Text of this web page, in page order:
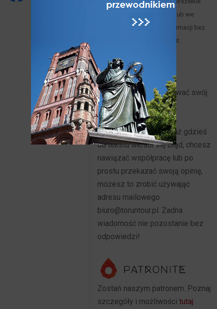
wykorzystywanie w całości lub we
fragmentach zawartych informacji bez
zgody Wydawcy Serwisu jest
Polityka cookies
Jeżeli chcesz opublikować swój
artykuł lub napisać do
Toruńskiego Portalu
Turystycznego ponieważ gdzieś
do tekstu wkradł się błąd, chcesz
nawiązać współpracę lub po
prostu przekazać swoją opinię,
możesz to zrobić używając
adresu mailowego
biuro@toruntour.pl. Żadna
wiadomość nie pozostanie bez
odpowiedzi!
Zostań naszym patronem. Poznaj
szczegóły i możliwości tutaj